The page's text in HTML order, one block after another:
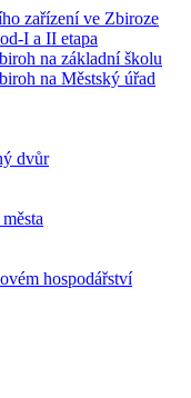
zařízení ve Zbiroze
I a II etapa
na základní školu
na Městský úřad
dvůr
hospodářství